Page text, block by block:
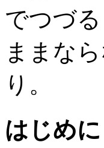
でつづる
ままな
り。
はじめに